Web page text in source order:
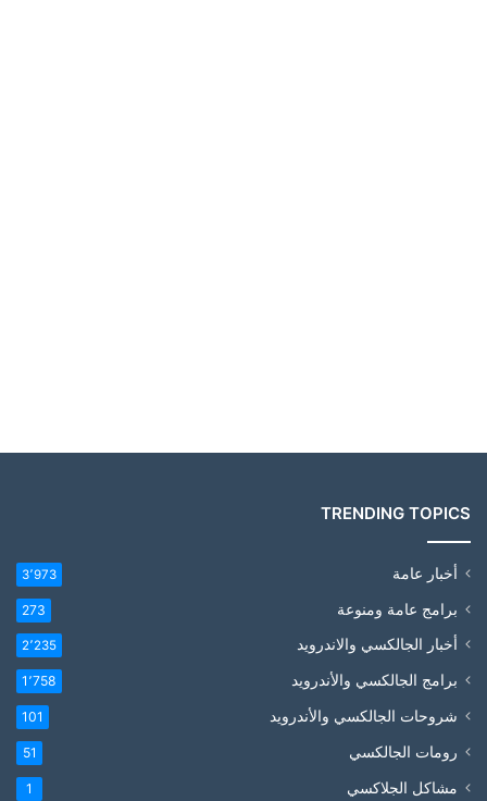
TRENDING TOPICS
أخبار عامة 3٬973
برامج عامة ومنوعة 273
أخبار الجالكسي والاندرويد 2٬235
برامج الجالكسي والأندرويد 1٬758
شروحات الجالكسي والأندرويد 101
رومات الجالكسي 51
مشاكل الجلاكسي 1